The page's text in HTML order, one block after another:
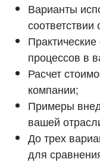
Варианты
процессов в
Расчет
компании;
Примеры
вашей
До трех
для